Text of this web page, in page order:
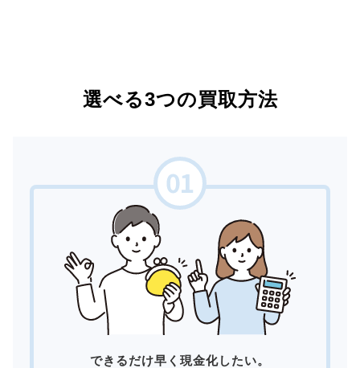
選べる3つの買取方法
できるだけ早く現金化したい。